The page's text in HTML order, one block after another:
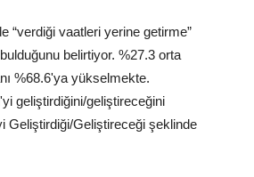
“verdiği vaatleri yerine getirme”
belirtiyor. %27.3 orta
%68.6'ya yükselmekte.
geliştirdiğini/geliştireceğini
Geliştirdiği/Geliştireceği şeklinde